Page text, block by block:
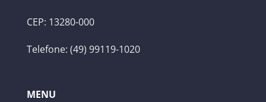
CEP: 13280-000
Telefone: (49) 99119-1020
MENU